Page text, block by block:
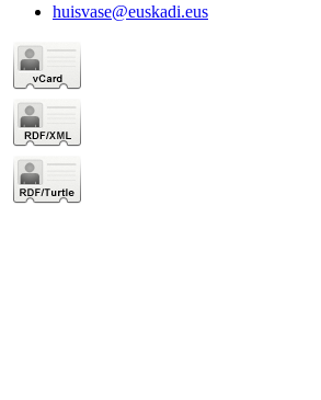
huisvase@euskadi.eus